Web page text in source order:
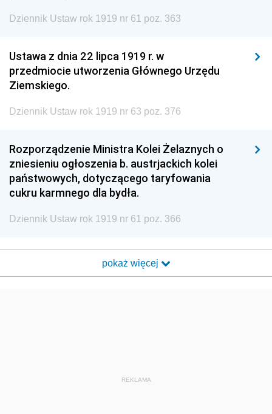
Dziennik Ustaw rok 1919 nr 61 poz. 363
Ustawa z dnia 22 lipca 1919 r. w
przedmiocie utworzenia Głównego Urzędu
Ziemskiego.
Dziennik Ustaw rok 1919 nr 63 poz. 376
Rozporządzenie Ministra Kolei Żelaznych o
zniesieniu ogłoszenia b. austrjackich kolei
państwowych, dotyczącego taryfowania
cukru karmnego dla bydła.
Dziennik Ustaw rok 1919 nr 61 poz. 366
pokaż więcej
REKLAMA